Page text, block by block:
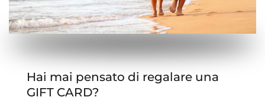
Hai mai pensato di regalare una
GIFT CARD?